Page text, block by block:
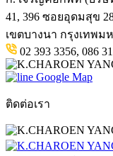
41, 396 ซอยอุดมสุข
เขตบางนา กรุงเทพม
02 393 3356, 086
Google Map
ติดต่อเรา